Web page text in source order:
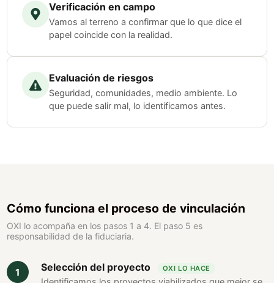
Verificación en campo
Vamos al terreno a confirmar que lo que dice el
papel coincide con la realidad.
Evaluación de riesgos
Seguridad, comunidades, medio ambiente. Lo
que puede salir mal, lo identificamos antes.
Cómo funciona el proceso de vinculación
OXI lo acompaña en los pasos 1 a 4. El paso 5 es
responsabilidad de la fiduciaria.
Selección del proyecto OXI LO HACE